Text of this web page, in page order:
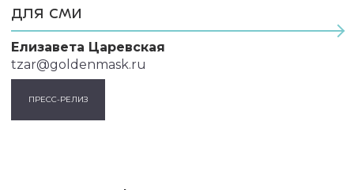
для сми
Елизавета Царевская
tzar@goldenmask.ru
ПРЕСС-РЕЛИЗ